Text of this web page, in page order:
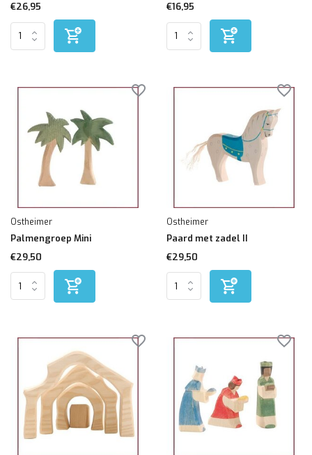
€26,95
€16,95
Ostheimer
Palmengroep Mini
€29,50
Ostheimer
Paard met zadel II
€29,50